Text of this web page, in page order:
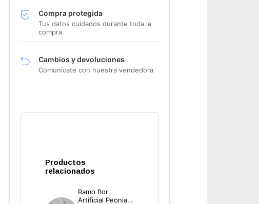
Compra protegida
Tus datos cuidados durante toda la
compra.
Cambios y devoluciones
Comunícate con nuestra vendedora
Productos
relacionados
Ramo flor
Artificial Peonias